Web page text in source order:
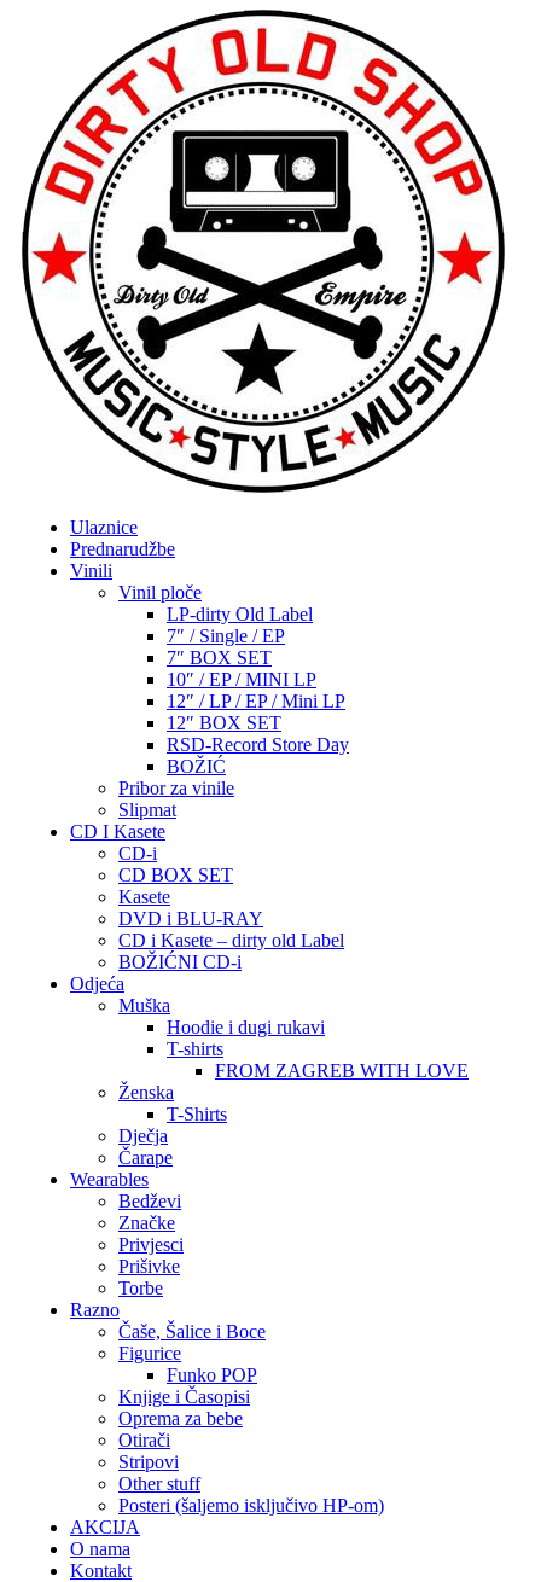
Ulaznice
Prednarudžbe
Vinili
Vinil ploče
LP-dirty Old Label
7″ / Single / EP
7″ BOX SET
10″ / EP / MINI LP
12″ / LP / EP / Mini LP
12″ BOX SET
RSD-Record Store Day
BOŽIĆ
Pribor za vinile
Slipmat
CD I Kasete
CD-i
CD BOX SET
Kasete
DVD i BLU-RAY
CD i Kasete – dirty old Label
BOŽIĆNI CD-i
Odjeća
Muška
Hoodie i dugi rukavi
T-shirts
FROM ZAGREB WITH LOVE
Ženska
T-Shirts
Dječja
Čarape
Wearables
Bedževi
Značke
Privjesci
Prišivke
Torbe
Razno
Čaše, Šalice i Boce
Figurice
Funko POP
Knjige i Časopisi
Oprema za bebe
Otirači
Stripovi
Other stuff
Posteri (šaljemo isključivo HP-om)
AKCIJA
O nama
Kontakt